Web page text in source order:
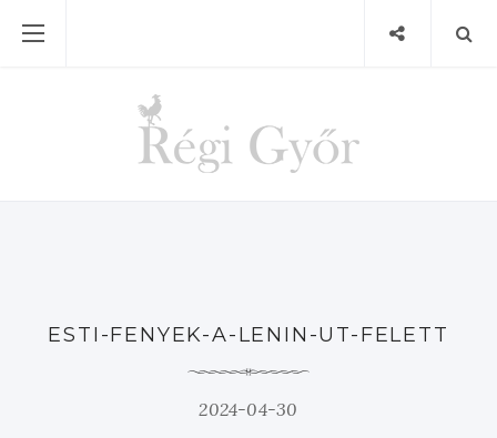
ESTI-FENYEK-A-LENIN-UT-FELETT
2024-04-30